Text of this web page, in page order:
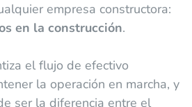
empresa constructora:
en la construcción.
el flujo de efectivo
la operación en marcha, y
ser la diferencia entre el